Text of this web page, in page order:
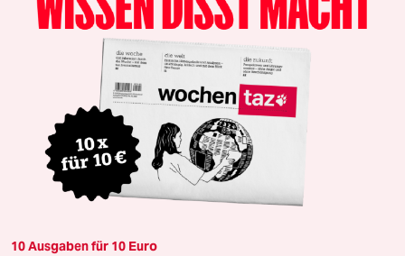
10 Ausgaben für 10 Euro